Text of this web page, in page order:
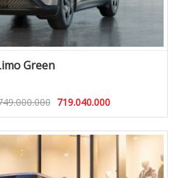
Green
719.040.000